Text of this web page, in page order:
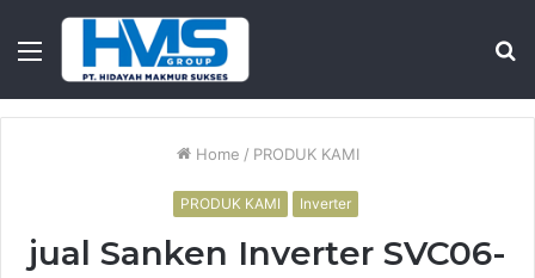
Menu
Home / PRODUK KAMI
PRODUK KAMI Inverter
jual Sanken Inverter SVC06-